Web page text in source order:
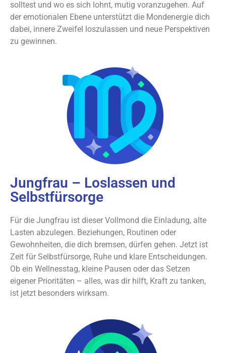
solltest und wo es sich lohnt, mutig voranzugehen. Auf
der emotionalen Ebene unterstützt die Mondenergie dich
dabei, innere Zweifel loszulassen und neue Perspektiven
zu gewinnen.
Jungfrau – Loslassen und
Selbstfürsorge
Für die Jungfrau ist dieser Vollmond die Einladung, alte
Lasten abzulegen. Beziehungen, Routinen oder
Gewohnheiten, die dich bremsen, dürfen gehen. Jetzt ist
Zeit für Selbstfürsorge, Ruhe und klare Entscheidungen.
Ob ein Wellnesstag, kleine Pausen oder das Setzen
eigener Prioritäten – alles, was dir hilft, Kraft zu tanken,
ist jetzt besonders wirksam.